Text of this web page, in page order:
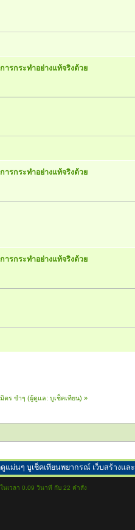
ารกระทำอย่างแท้จริงด้วย
ารกระทำอย่างแท้จริงด้วย
ารกระทำอย่างแท้จริงด้วย
ตร ขำๆ (ผู้ดูแล:บูเช็คเทียน) »
แม่นๆ บูเช็คเทียนพยากรณ์ เว็บสร้างแล
เวลา 0.09 วินาที กับ 22 คำสั่ง